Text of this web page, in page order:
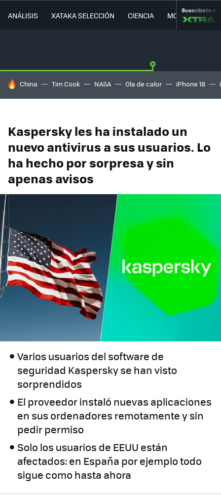
ANÁLISIS XATAKA SELECCIÓN CIENCIA MOVILIDAD
Suscríbete a
HOY SE HABLA DE
China Tim Cook NASA Ola de calor iPhone 18
Kaspersky les ha instalado un
nuevo antivirus a sus usuarios. Lo
ha hecho por sorpresa y sin
apenas avisos
Varios usuarios del software de
seguridad Kaspersky se han visto
sorprendidos
El proveedor instaló nuevas aplicaciones
en sus ordenadores remotamente y sin
pedir permiso
Solo los usuarios de EEUU están
afectados: en España por ejemplo todo
sigue como hasta ahora